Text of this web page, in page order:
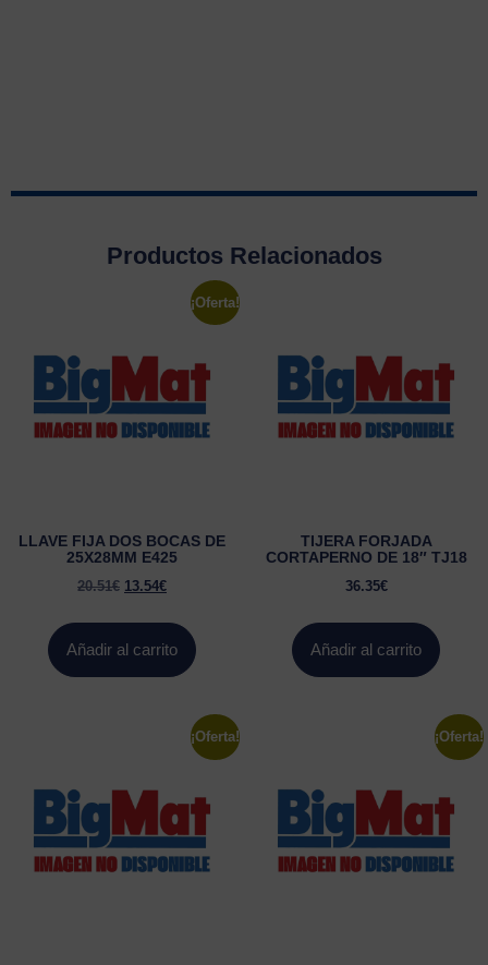
Productos Relacionados
¡Oferta!
LLAVE FIJA DOS BOCAS DE
25X28MM E425
20.51€ 13.54€
Añadir al carrito
TIJERA FORJADA
CORTAPERNO DE 18″ TJ18
36.35€
Añadir al carrito
¡Oferta! ¡Oferta!